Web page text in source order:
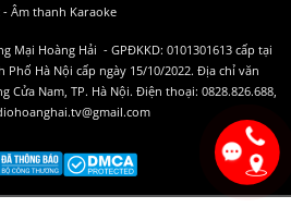
- Âm thanh Karaoke
Mại Hoàng Hải - GPĐKKD: 0101301613 cấp tại
Phố Hà Nội cấp ngày 15/10/2022. Địa chỉ văn
Cửa Nam, TP. Hà Nội. Điện thoại: 0828.826.688,